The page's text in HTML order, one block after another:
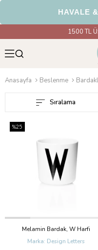
& EFT
1500 TL
Anasayfa Beslenme
Sıralama
Melamin Bardak, W Harfi
Design Letters
%25